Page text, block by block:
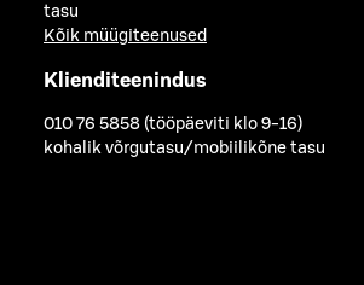
tasu
Kõik müügiteenused
Klienditeenindus
010 76 5858 (tööpäeviti klo 9-16)
kohalik võrgutasu/mobiilikõne tasu